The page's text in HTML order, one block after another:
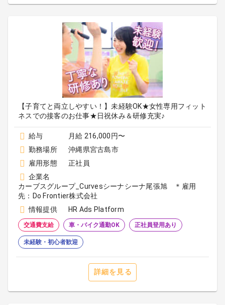
【子育てと両立しやすい！】未経験OK★女性専用フィット
ネスでの接客のお仕事★日祝休み＆研修充実♪
給与
月給 216,000円〜
勤務場所
沖縄県宮古島市
雇用形態
正社員
企業名
カーブスグループ_Curvesシーナシーナ尾張旭 ＊雇用
先：Do Frontier株式会社
情報提供
HR Ads Platform
交通費支給 車・バイク通勤OK 正社員登用あり
未経験・初心者歓迎
詳細を見る